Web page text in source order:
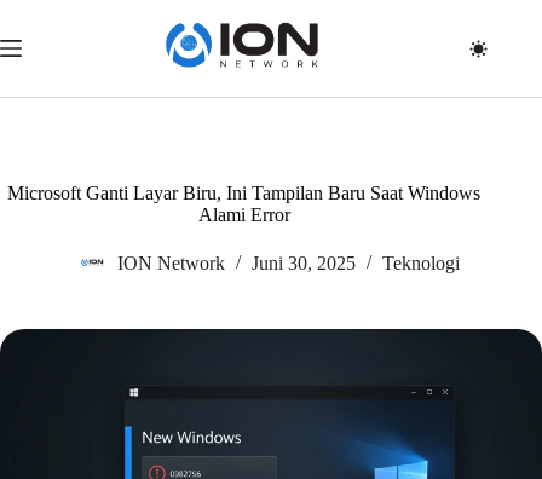
content
Microsoft Ganti Layar Biru, Ini Tampilan Baru Saat Windows
Alami Error
ION Network Juni 30, 2025 Teknologi